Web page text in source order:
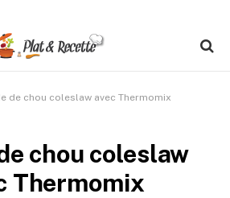
de chou coleslaw avec Thermomix
chou coleslaw
Thermomix